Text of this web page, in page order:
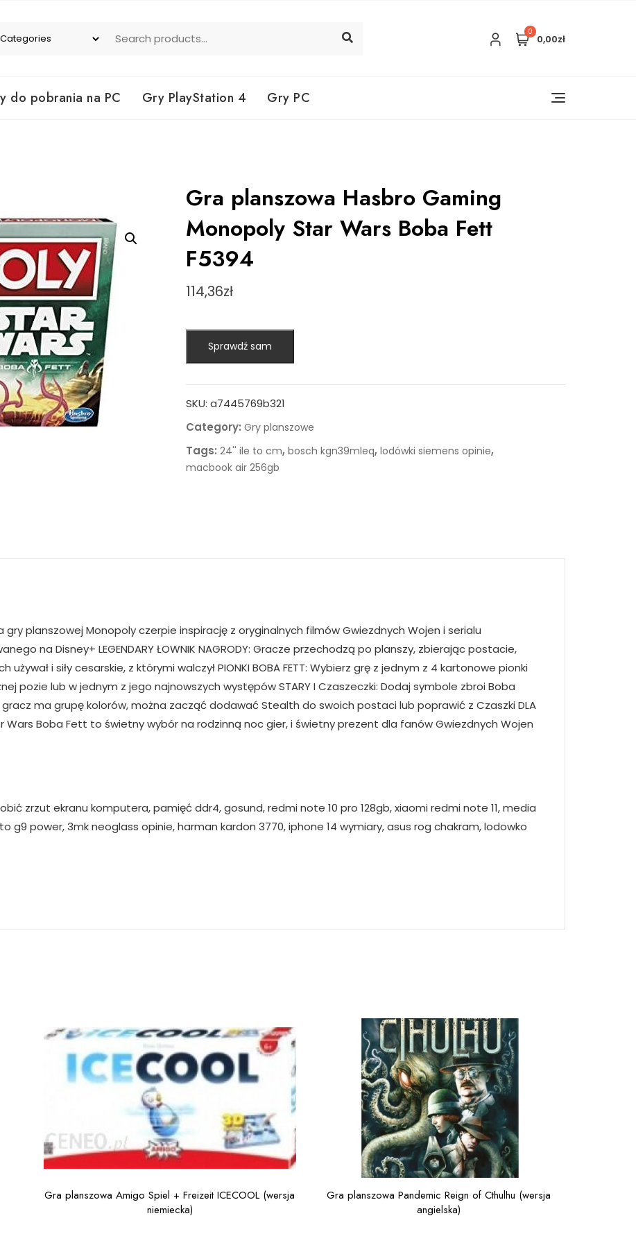
0
0,00zł
do pobrania na PC Gry PlayStation 4 Gry PC
Gra planszowa Hasbro Gaming
Monopoly Star Wars Boba Fett
F5394
114,36zł
Sprawdź sam
SKU: a7445769b321
Category: Gry planszowe
Tags: 24'' ile to cm, bosch kgn39mleq, lodówki siemens opinie,
macbook air 256gb
gry planszowej Monopoly czerpie inspirację z oryginalnych filmów Gwiezdnych Wojen i serialu
na Disney+ LEGENDARY ŁOWNIK NAGRODY: Gracze przechodzą po planszy, zbierając postacie,
używał i siły cesarskie, z którymi walczył PIONKI BOBA FETT: Wybierz grę z jednym z 4 kartonowe pionki
pozie lub w jednym z jego najnowszych występów STARY I Czaszeczki: Dodaj symbole zbroi Boba
ma grupę kolorów, można zacząć dodawać Stealth do swoich postaci lub poprawić z Czaszki DLA
Wars Boba Fett to świetny wybór na rodzinną noc gier, i świetny prezent dla fanów Gwiezdnych Wojen
zrzut ekranu komputera, pamięć ddr4, gosund, redmi note 10 pro 128gb, xiaomi redmi note 11, media
power, 3mk neoglass opinie, harman kardon 3770, iphone 14 wymiary, asus rog chakram, lodowko
Gra planszowa Amigo Spiel + Freizeit ICECOOL (wersja
niemiecka)
Gra planszowa Pandemic Reign of Cthulhu (wersja
angielska)